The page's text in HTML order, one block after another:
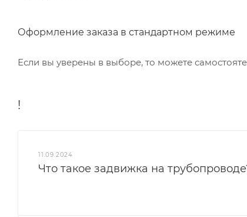
Оформление заказа в стандартном режиме
Если вы уверены в выборе, то можете
!
11.09.2024
Что такое задвижка на